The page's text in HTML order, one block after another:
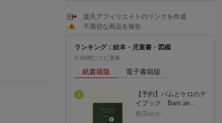
楽天アフィリエイトのリンクを作成
不適切な商品を報告
ランキング：絵本・児童書・図鑑
※1時間ごとに更新
紙書籍版 電子書籍版
1
【予約】バムとケロのデ
イブック Bam an…
島田ゆか